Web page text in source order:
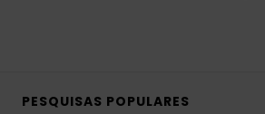
PESQUISAS POPULARES